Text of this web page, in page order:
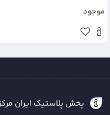
موجود
پخش پلاستیک ایران